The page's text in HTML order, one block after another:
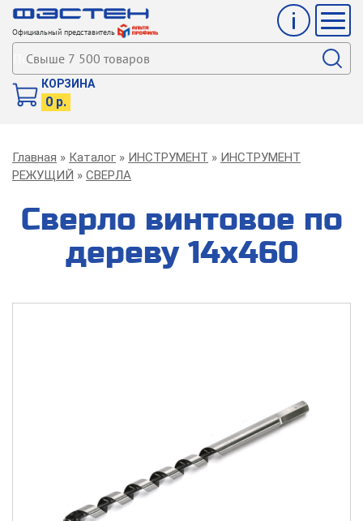
Официальный представитель
Инфо
Поиск
КОРЗИНА
0 р.
Строка
навигации
Главная Каталог ИНСТРУМЕНТ
ИНСТРУМЕНТ
РЕЖУЩИЙ
СВЕРЛА
Сверло винтовое по
дереву 14х460